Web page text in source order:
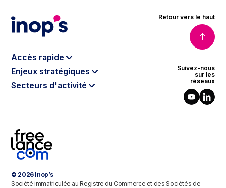
Accès rapide
Le modèle Inop’s
Qui sommes-nous ?
Nos engagements RSE
Le programme partenaires
Intelligence de la donnée
Contact
Enjeux stratégiques
Data & Intelligence Artificielle
Cybersécurité
Digital Software Engineering
Agilité
Industrie 4.0
Sustainable IT
Secteurs d'activité
Télécoms & Médias
Luxe & Retail
Industries & Healthcare
Secteur public
Retour vers le haut
Suivez-nous
sur les
réseaux
© 2026 Inop’s
Société immatriculée au Registre du Commerce et des Sociétés de